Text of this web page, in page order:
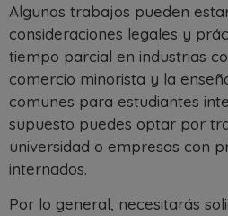
Algunos trabajos pueden
consideraciones legales y
tiempo parcial en industrias
comercio minorista y la
comunes para estudiantes
supuesto puedes optar por
universidad o empresas con
internados.
Por lo general, necesitarás